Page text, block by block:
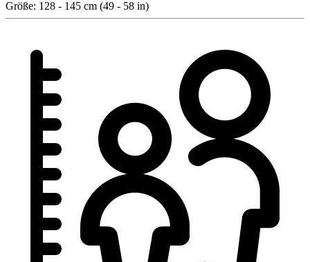
Größe: 128 - 145 cm (49 - 58 in)